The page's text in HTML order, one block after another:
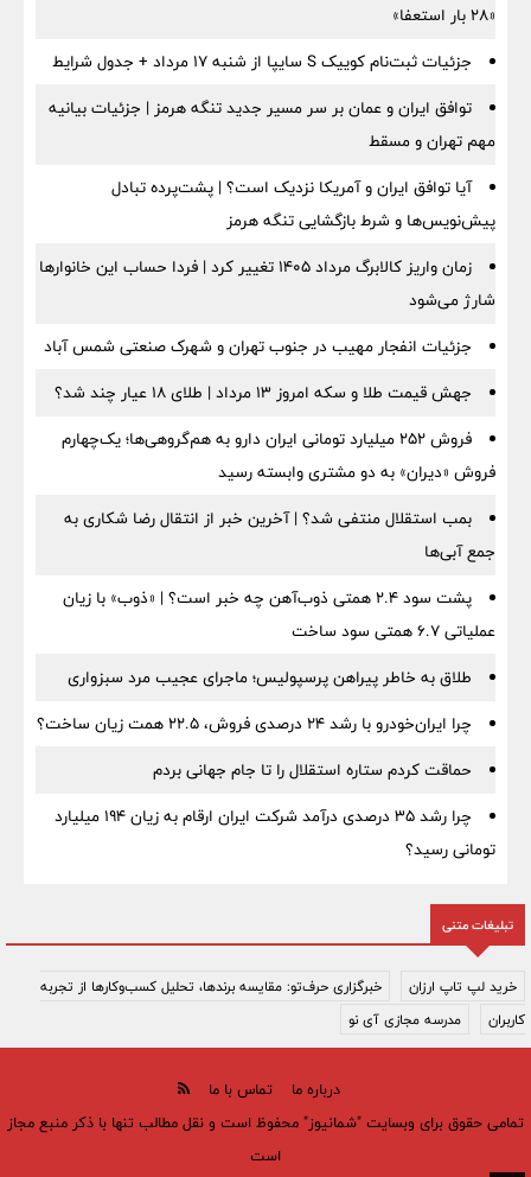
«۲۸ بار استعفا»
جزئیات ثبت‌نام کوییک S سایپا از شنبه ۱۷ مرداد + جدول شرایط
توافق ایران و عمان بر سر مسیر جدید تنگه هرمز | جزئیات بیانیه
مهم تهران و مسقط
آیا توافق ایران و آمریکا نزدیک است؟ | پشت‌پرده تبادل
پیش‌نویس‌ها و شرط بازگشایی تنگه هرمز
زمان واریز کالابرگ مرداد ۱۴۰۵ تغییر کرد | فردا حساب این خانوارها
شارژ می‌شود
جزئیات انفجار مهیب در جنوب تهران و شهرک صنعتی شمس آباد
جهش قیمت طلا و سکه امروز ۱۳ مرداد | طلای ۱۸ عیار چند شد؟
فروش ۲۵۲ میلیارد تومانی ایران دارو به هم‌گروهی‌ها؛ یک‌چهارم
فروش «دیران» به دو مشتری وابسته رسید
بمب استقلال منتفی شد؟ | آخرین خبر از انتقال رضا شکاری به
جمع آبی‌ها
پشت سود ۲.۴ همتی ذوب‌آهن چه خبر است؟ | «ذوب» با زیان
عملیاتی ۶.۷ همتی سود ساخت
طلاق به خاطر پیراهن پرسپولیس؛ ماجرای عجیب مرد سبزواری
چرا ایران‌خودرو با رشد ۲۴ درصدی فروش، ۲۲.۵ همت زیان ساخت؟
حماقت کردم ستاره استقلال را تا جام جهانی بردم
چرا رشد ۳۵ درصدی درآمد شرکت ایران ارقام به زیان ۱۹۴ میلیارد
تومانی رسید؟
تبلیغات متنی
خرید لپ تاپ ارزان
خبرگزاری حرف‌تو: مقایسه برندها، تحلیل کسب‌وکارها از تجربه
کاربران
مدرسه مجازی آی نو
درباره ما
تماس با ما
تمامی حقوق برای وبسایت "شمانیوز" محفوظ است و نقل مطالب تنها با ذکر منبع مجاز
است